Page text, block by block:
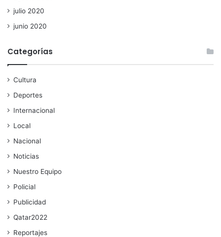
julio 2020
junio 2020
Categorías
Cultura
Deportes
Internacional
Local
Nacional
Noticias
Nuestro Equipo
Policial
Publicidad
Qatar2022
Reportajes